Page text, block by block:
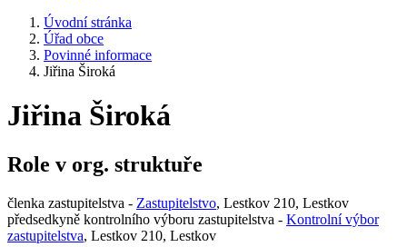
Úvodní stránka
Úřad obce
Povinné informace
Jiřina Široká
Jiřina Široká
Role v org. struktuře
členka zastupitelstva - Zastupitelstvo, Lestkov 210, Lestkov
předsedkyně kontrolního výboru zastupitelstva - Kontrolní výbor
zastupitelstva, Lestkov 210, Lestkov